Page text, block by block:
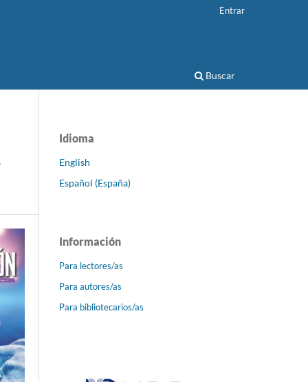
Buscar
Entrar
Idioma
English
Español (España)
Información
Para lectores/as
Para autores/as
Para bibliotecarios/as